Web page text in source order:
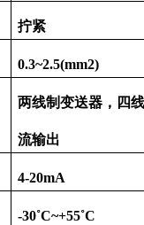
拧紧
0.3~2.5(mm2)
两线制变送器，四
流输出
4-20mA
-30˚C~+55˚C